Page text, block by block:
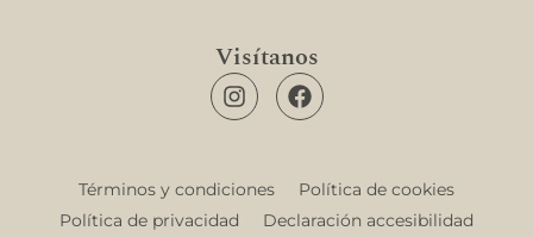
Visítanos
Términos y condiciones
Política de cookies
Política de privacidad
Declaración accesibilidad